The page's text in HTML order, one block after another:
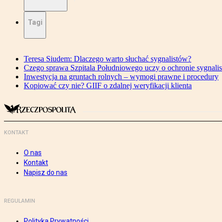
Tagi
Teresa Siudem: Dlaczego warto słuchać sygnalistów?
Czego sprawa Szpitala Południowego uczy o ochronie
Inwestycja na gruntach rolnych – wymogi prawne i procedury
Kopiować czy nie? GIIF o zdalnej weryfikacji klienta
KONTAKT
O nas
Kontakt
Napisz do nas
REGULAMIN